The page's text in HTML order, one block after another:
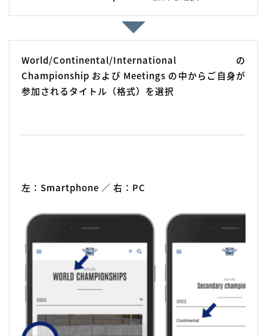
World/Continental/International の
Championship および Meetings の中から ご⾃⾝が
参加されるタイトル（格式）を選択
左：Smartphone ／ 右：PC